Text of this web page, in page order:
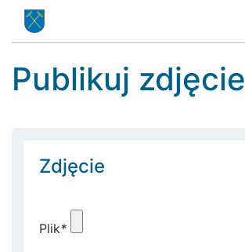
Publikuj zdjęcie
Zdjęcie
Plik*